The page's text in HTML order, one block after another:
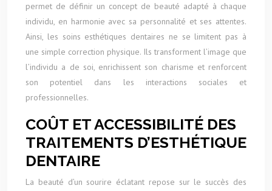
permet de définir un concept de beauté adapté à chaque
individu, en harmonie avec sa personnalité et ses attentes.
Ainsi, les soins esthétiques dentaires ne se limitent pas à
une simple correction physique. Ils transforment l’image que
l’individu a de soi, enrichissent son charisme et renforcent
son potentiel dans les interactions sociales et
professionnelles.
COÛT ET ACCESSIBILITÉ DES
TRAITEMENTS D’ESTHÉTIQUE
DENTAIRE
La beauté d’un sourire éclatant repose sur le succès des